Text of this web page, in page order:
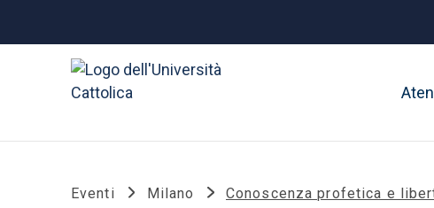
Eventi Milano Conoscenza profetica e